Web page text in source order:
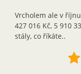
Vrcholem ale v
427 016 Kč, 5 910
stály, co říkáte..